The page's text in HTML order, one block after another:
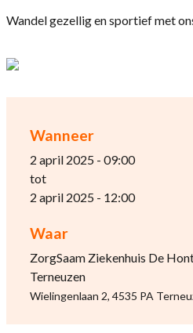
Wanneer
2 april 2025 - 09:00
tot
2 april 2025 - 12:00
Waar
ZorgSaam Ziekenhuis De
Terneuzen
Wielingenlaan 2, 4535 PA
Wandel gezellig en sportief met